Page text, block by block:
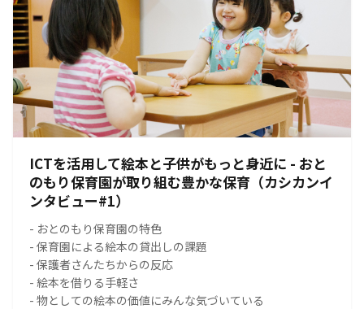
ICTを活用して絵本と子供がもっと身近に - おと
のもり保育園が取り組む豊かな保育（カシカンイ
ンタビュー#1）
- おとのもり保育園の特色
- 保育園による絵本の貸出しの課題
- 保護者さんたちからの反応
- 絵本を借りる手軽さ
- 物としての絵本の価値にみんな気づいている